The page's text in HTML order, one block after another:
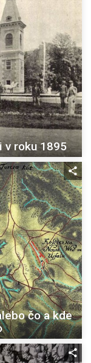
v roku 1895
čo a kde